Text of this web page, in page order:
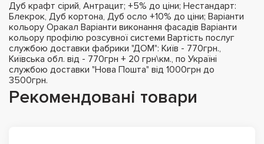
Дуб крафт сірий, Антрацит; +5% до ціни; Нестандарт:
Блекрок, Дуб кортона, Дуб осло +10% до ціни; Варіанти
кольору Оракал Варіанти виконання фасадів Варіанти
кольору профілю розсувної системи Вартість послуг
службою доставки фабрики "ДОМ": Київ - 770грн.,
Київська обл. від - 770грн + 20 грн\км., по Україні
службою доставки "Нова Пошта" від 1000грн до
3500грн.
Рекомендовані товари